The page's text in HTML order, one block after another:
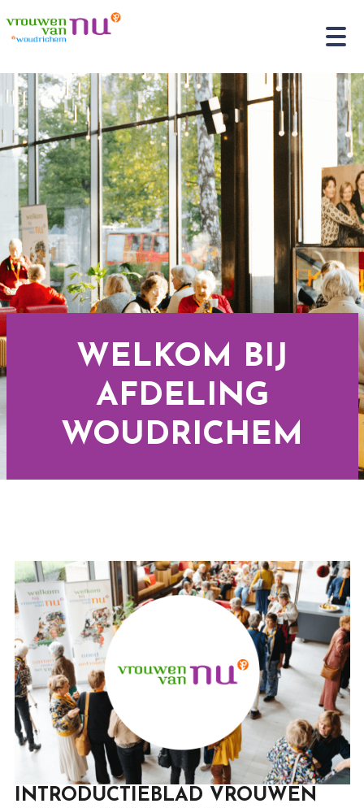
WELKOM BIJ
AFDELING
WOUDRICHEM
INTRODUCTIEBLAD VROUWEN